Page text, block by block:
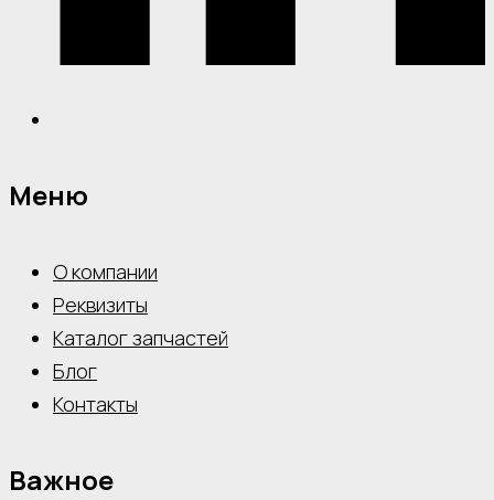
Меню
О компании
Реквизиты
Каталог запчастей
Блог
Контакты
Важное